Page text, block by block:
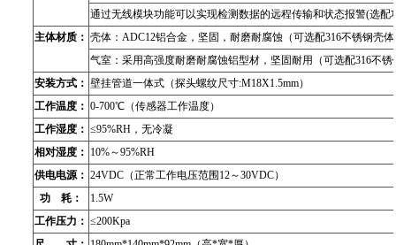
通过无线模块功能可以实现检测数据的远程传输和状态报警(选配
主体材质： 壳体：ADC12铝合金，坚固，耐磨耐腐蚀（可选配316不锈钢壳体
气室：采用高强度耐磨耐腐蚀铝型材，坚固耐用（可选配316不锈
安装方式： 壁挂管道一体式（探头螺纹尺寸:M18X1.5mm）
工作温度： 0-700℃（传感器工作温度）
工作湿度： ≤95%RH，无冷凝
相对湿度： 10%～95%RH
供电电源： 24VDC（正常工作电压范围12～30VDC）
功 耗：
1.5W
工作压力： ≤200Kpa